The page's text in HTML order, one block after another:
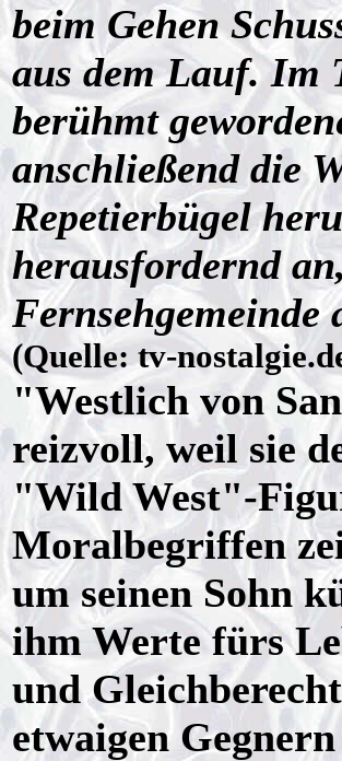
beim Gehen
aus dem Lauf. Im
berühmt
anschließend die
Repetierbügel
herausfordernd
(Quelle: tv-
"Westlich von
reizvoll, weil sie
"Wild West"-
Moralbegriffen
um seinen Sohn
ihm Werte fürs
und
etwaigen